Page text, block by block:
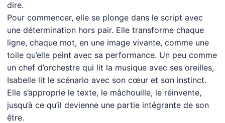
dire.
Pour commencer, elle se plonge dans le script avec
une détermination hors pair. Elle transforme chaque
ligne, chaque mot, en une image vivante, comme une
toile qu’elle peint avec sa performance. Un peu comme
un chef d’orchestre qui lit la musique avec ses oreilles,
Isabelle lit le scénario avec son cœur et son instinct.
Elle s’approprie le texte, le mâchouille, le réinvente,
jusqu’à ce qu’il devienne une partie intégrante de son
être.